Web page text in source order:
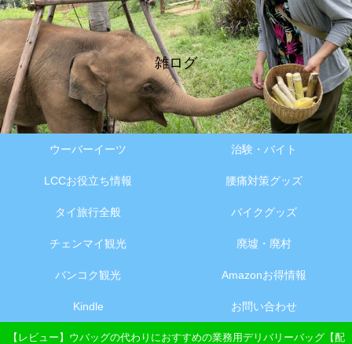
雑ログ
ウーバーイーツ 治験・バイト
LCCお役立ち情報 腰痛対策グッズ
タイ旅行全般 バイクグッズ
チェンマイ観光 廃墟・廃村
バンコク観光 Amazonお得情報
Kindle お問い合わせ
【レビュー】ウバッグの代わりにおすすめの業務用デリバリーバッグ【配